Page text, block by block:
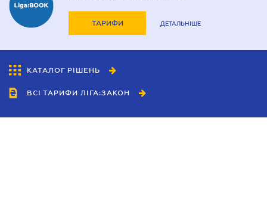
ТАРИФИ ДЕТАЛЬНІШЕ
КАТАЛОГ РІШЕНЬ
ВСІ ТАРИФИ ЛІГА:ЗАКОН